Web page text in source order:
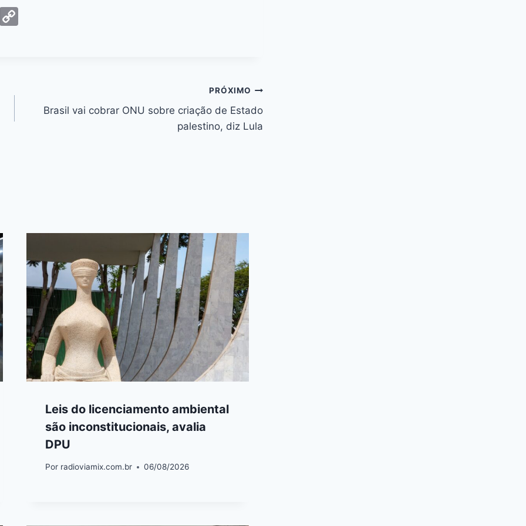
G
PRÓXIMO
Brasil vai cobrar ONU sobre criação de Estado
palestino, diz Lula
Leis do licenciamento ambiental
são inconstitucionais, avalia
DPU
Por radioviamix.com.br 06/08/2026